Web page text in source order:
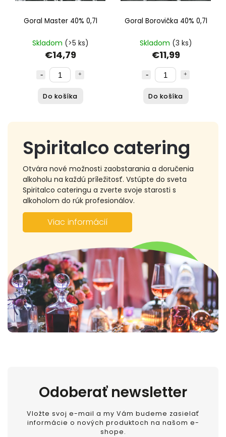
Goral Master 40% 0,7l
Skladom (>5 ks)
€14,79
Do košíka
Goral Borovička 40% 0,7l
Skladom (3 ks)
€11,99
Do košíka
Spiritalco catering
Otvára nové možnosti zaobstarania a doručenia
alkoholu na každú príležitosť. Vstúpte do sveta
Spiritalco cateringu a zverte svoje starosti s
alkoholom do rúk profesionálov.
Viac informácií
Odoberať newsletter
Vložte svoj e-mail a my Vám budeme zasielať
informácie o nových produktoch na našom e-
shope.